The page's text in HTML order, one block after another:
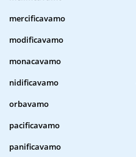
mercificavamo
modificavamo
monacavamo
nidificavamo
orbavamo
pacificavamo
panificavamo